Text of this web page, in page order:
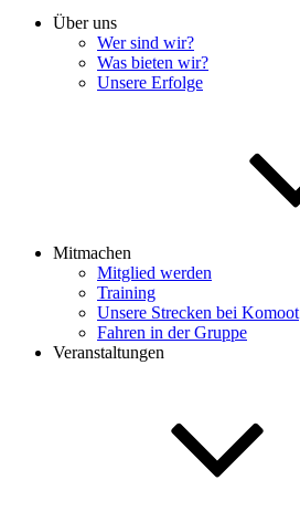
Über uns
Wer sind wir?
Was bieten wir?
Unsere Erfolge
Mitmachen
Mitglied werden
Training
Unsere Strecken bei Komoot
Fahren in der Gruppe
Veranstaltungen